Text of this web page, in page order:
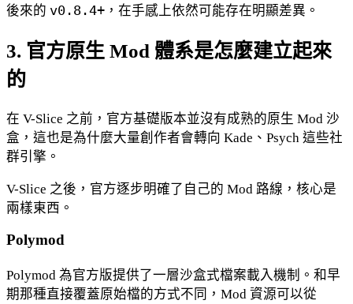
後來的 v0.8.4+ ，在手感上依然可能存在明顯差異。
3. 官方原生 Mod 體系是怎麼建立起來
的
在 V-Slice 之前，官方基礎版本並沒有成熟的原生 Mod 沙
盒，這也是為什麼大量創作者會轉向 Kade、Psych 這些社
群引擎。
V-Slice 之後，官方逐步明確了自己的 Mod 路線，核心是
兩樣東西。
Polymod
Polymod 為官方版提供了一層沙盒式檔案載入機制。和早
期那種直接覆蓋原始檔的方式不同，Mod 資源可以從